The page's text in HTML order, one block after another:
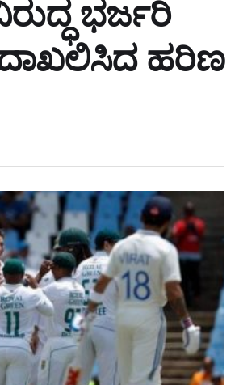
ಭರ್ಜರಿ
ದಾಖಲಿಸಿದ ಹರಿಣ